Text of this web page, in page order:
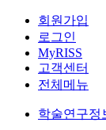
회원가입
로그인
MyRISS
고객센터
전체메뉴
학술연구정